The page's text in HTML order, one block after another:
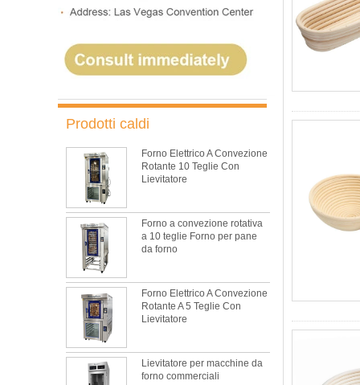
Prodotti caldi
Forno Elettrico A Convezione
Rotante 10 Teglie Con
Lievitatore
Forno a convezione rotativa
a 10 teglie Forno per pane
da forno
Forno Elettrico A Convezione
Rotante A 5 Teglie Con
Lievitatore
Lievitatore per macchine da
forno commerciali